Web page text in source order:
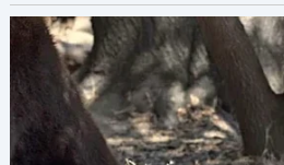
его, исправить нас, но я
одиночестве.
В последующие месяцы все
относительно в порядке. Я
занималась фитнесом,